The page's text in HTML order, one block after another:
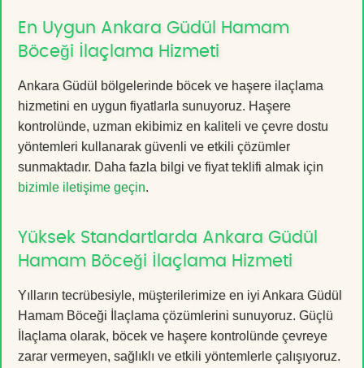
En Uygun Ankara Güdül Hamam
Böceği İlaçlama Hizmeti
Ankara Güdül bölgelerinde böcek ve haşere ilaçlama
hizmetini en uygun fiyatlarla sunuyoruz. Haşere
kontrolünde, uzman ekibimiz en kaliteli ve çevre dostu
yöntemleri kullanarak güvenli ve etkili çözümler
sunmaktadır. Daha fazla bilgi ve fiyat teklifi almak için
bizimle iletişime geçin.
Yüksek Standartlarda Ankara Güdül
Hamam Böceği İlaçlama Hizmeti
Yılların tecrübesiyle, müşterilerimize en iyi Ankara Güdül
Hamam Böceği İlaçlama çözümlerini sunuyoruz. Güçlü
İlaçlama olarak, böcek ve haşere kontrolünde çevreye
zarar vermeyen, sağlıklı ve etkili yöntemlerle çalışıyoruz.